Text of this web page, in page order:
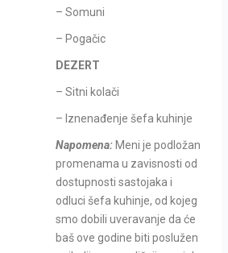
– Somuni
– Pogačic
DEZERT
– Sitni kolači
– Iznenađenje šefa kuhinje
Napomena: Meni je podložan
promenama u zavisnosti od
dostupnosti sastojaka i
odluci šefa kuhinje, od kojeg
smo dobili uveravanje da će
baš ove godine biti poslužen